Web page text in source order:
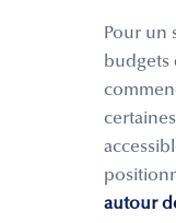
Pour un
budgets
autour